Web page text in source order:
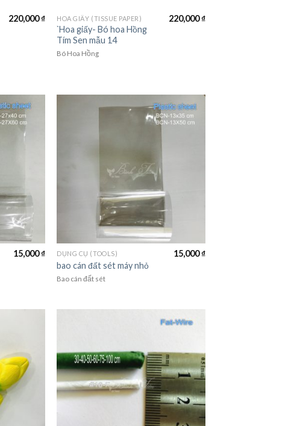
220,000₫ HOA GIẤY (TISSUE PAPER)
`Hoa giấy- Bó hoa Hồng
Tím Sen mẫu 14
220,000₫
Bó Hoa Hồng
15,000₫ DỤNG CỤ (TOOLS)
bao cán đất sét máy nhỏ
15,000₫
Bao cán đất sét